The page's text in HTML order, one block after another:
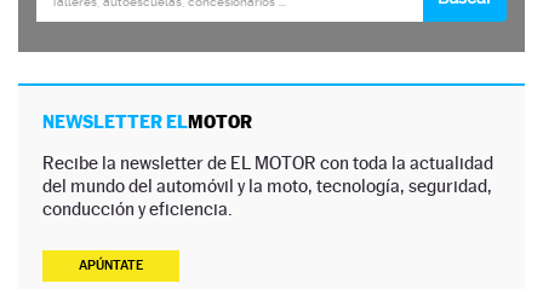
NEWSLETTER ELMOTOR
Recibe la newsletter de EL MOTOR con toda la actualidad
del mundo del automóvil y la moto, tecnología, seguridad,
conducción y eficiencia.
APÚNTATE